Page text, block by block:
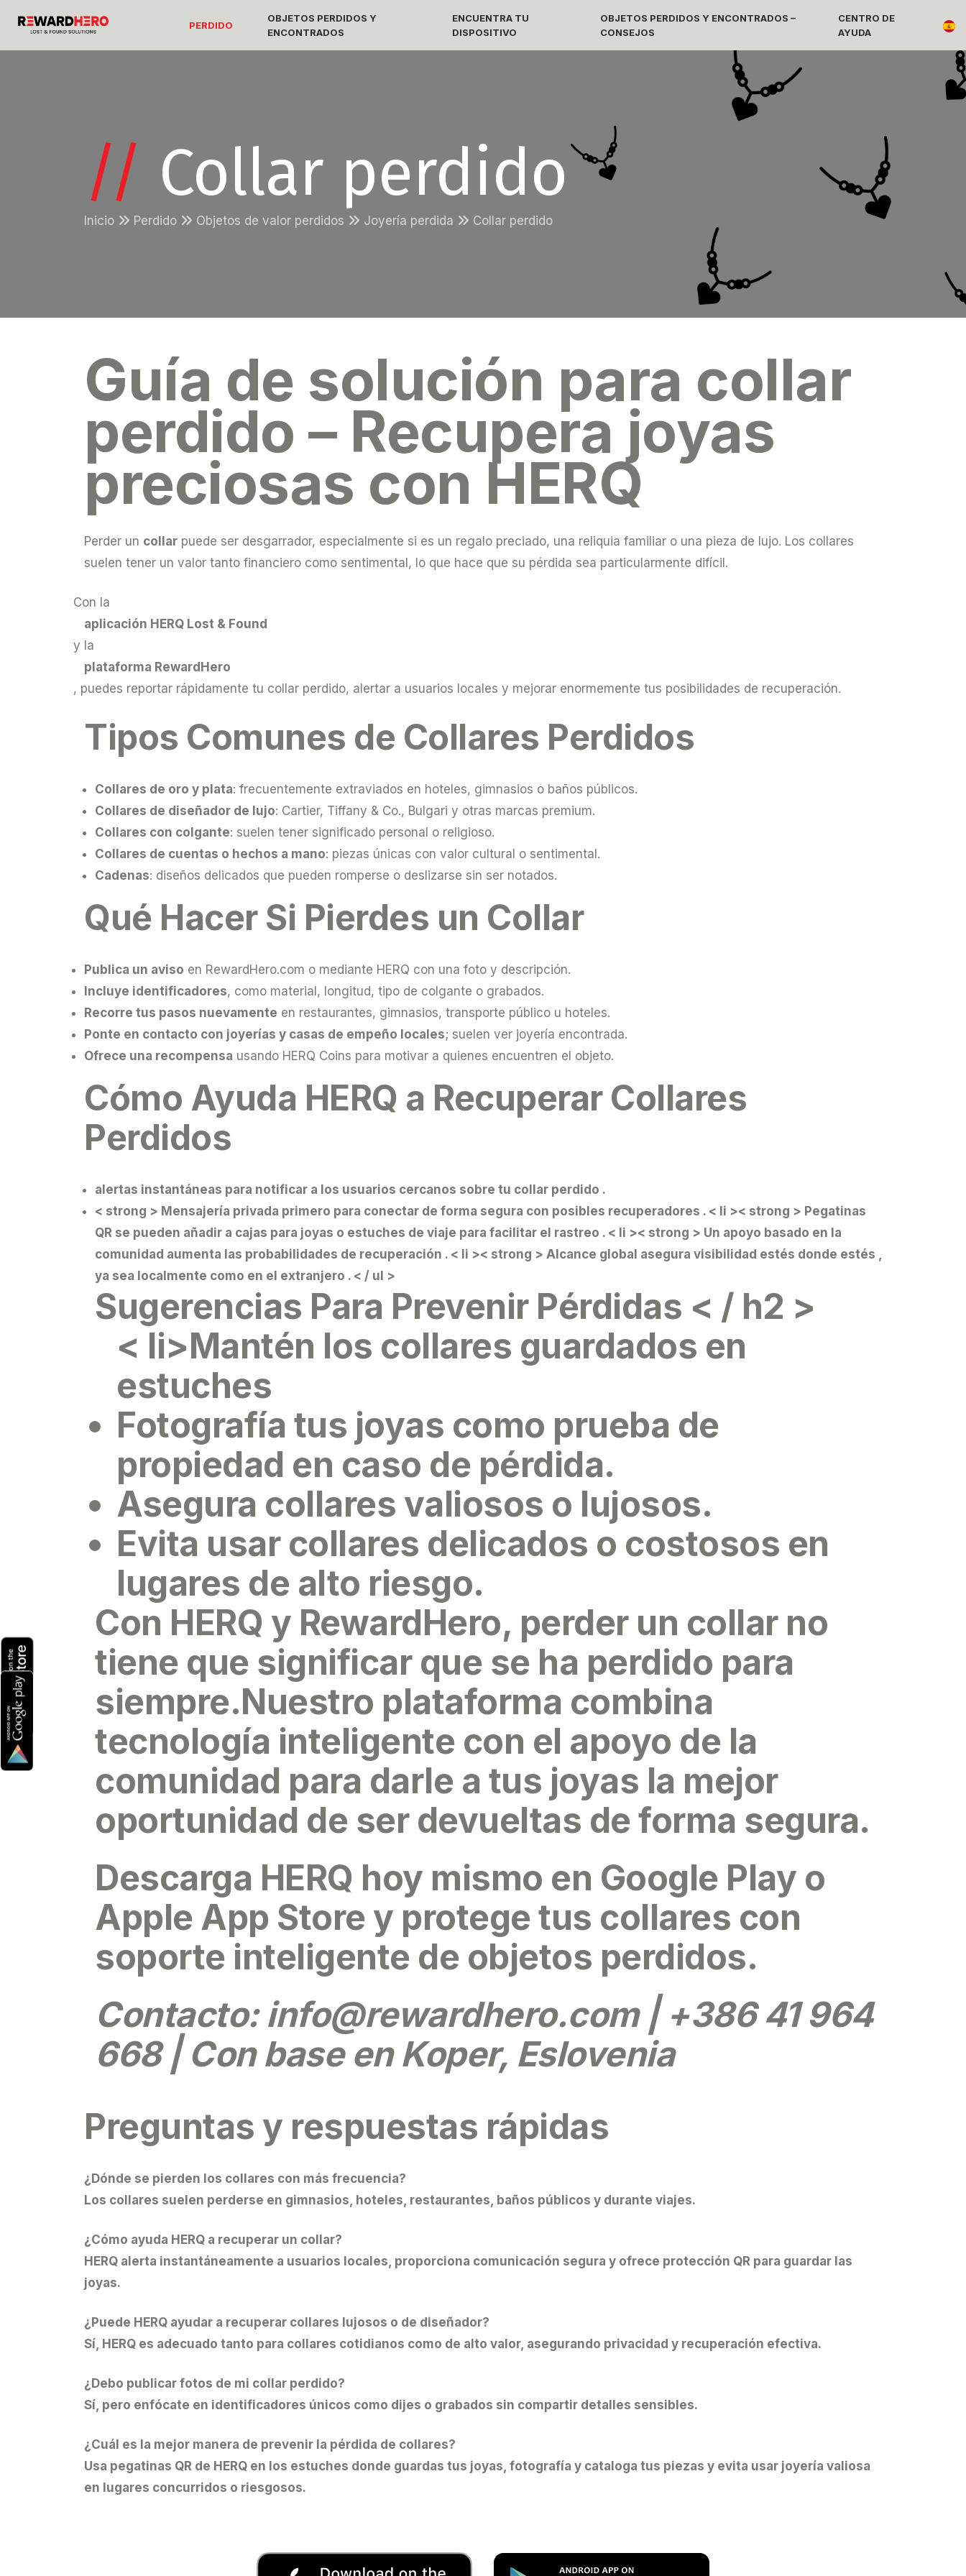
PERDIDO
OBJETOS PERDIDOS Y
ENCONTRADOS
ENCUENTRA TU
DISPOSITIVO
OBJETOS PERDIDOS Y ENCONTRADOS –
CONSEJOS
CENTRO DE
AYUDA
// Collar perdido
Inicio Perdido Objetos de valor perdidos Joyería perdida Collar perdido
Guía de solución para collar
perdido – Recupera joyas
preciosas con HERQ
Perder un collar puede ser desgarrador, especialmente si es un regalo preciado, una reliquia familiar o una pieza de lujo. Los collares
suelen tener un valor tanto financiero como sentimental, lo que hace que su pérdida sea particularmente difícil.
Con la
aplicación HERQ Lost & Found
y la
plataforma RewardHero
, puedes reportar rápidamente tu collar perdido, alertar a usuarios locales y mejorar enormemente tus posibilidades de recuperación.
Tipos Comunes de Collares Perdidos
Collares de oro y plata: frecuentemente extraviados en hoteles, gimnasios o baños públicos.
Collares de diseñador de lujo: Cartier, Tiffany & Co., Bulgari y otras marcas premium.
Collares con colgante: suelen tener significado personal o religioso.
Collares de cuentas o hechos a mano: piezas únicas con valor cultural o sentimental.
Cadenas: diseños delicados que pueden romperse o deslizarse sin ser notados.
Qué Hacer Si Pierdes un Collar
Publica un aviso en RewardHero.com o mediante HERQ con una foto y descripción.
Incluye identificadores, como material, longitud, tipo de colgante o grabados.
Recorre tus pasos nuevamente en restaurantes, gimnasios, transporte público u hoteles.
Ponte en contacto con joyerías y casas de empeño locales; suelen ver joyería encontrada.
Ofrece una recompensa usando HERQ Coins para motivar a quienes encuentren el objeto.
Cómo Ayuda HERQ a Recuperar Collares
Perdidos
alertas instantáneas para notificar a los usuarios cercanos sobre tu collar perdido .
< strong > Mensajería privada primero para conectar de forma segura con posibles recuperadores . < li >< strong > Pegatinas
QR se pueden añadir a cajas para joyas o estuches de viaje para facilitar el rastreo . < li >< strong > Un apoyo basado en la
comunidad aumenta las probabilidades de recuperación . < li >< strong > Alcance global asegura visibilidad estés donde estés ,
ya sea localmente como en el extranjero . < / ul >
Sugerencias Para Prevenir Pérdidas < / h2 >
< li>Mantén los collares guardados en
estuches
Fotografía tus joyas como prueba de
propiedad en caso de pérdida.
Asegura collares valiosos o lujosos.
Evita usar collares delicados o costosos en
lugares de alto riesgo.
Con HERQ y RewardHero, perder un collar no
tiene que significar que se ha perdido para
siempre.Nuestro plataforma combina
tecnología inteligente con el apoyo de la
comunidad para darle a tus joyas la mejor
oportunidad de ser devueltas de forma segura.
Descarga HERQ hoy mismo en Google Play o
Apple App Store y protege tus collares con
soporte inteligente de objetos perdidos.
Contacto:info@rewardhero.com| +386 41 964
668 | Con base en Koper, Eslovenia
Preguntas y respuestas rápidas
¿Dónde se pierden los collares con más frecuencia?
Los collares suelen perderse en gimnasios, hoteles, restaurantes, baños públicos y durante viajes.
¿Cómo ayuda HERQ a recuperar un collar?
HERQ alerta instantáneamente a usuarios locales, proporciona comunicación segura y ofrece protección QR para guardar las
joyas.
¿Puede HERQ ayudar a recuperar collares lujosos o de diseñador?
Sí, HERQ es adecuado tanto para collares cotidianos como de alto valor, asegurando privacidad y recuperación efectiva.
¿Debo publicar fotos de mi collar perdido?
Sí, pero enfócate en identificadores únicos como dijes o grabados sin compartir detalles sensibles.
¿Cuál es la mejor manera de prevenir la pérdida de collares?
Usa pegatinas QR de HERQ en los estuches donde guardas tus joyas, fotografía y cataloga tus piezas y evita usar joyería valiosa
en lugares concurridos o riesgosos.